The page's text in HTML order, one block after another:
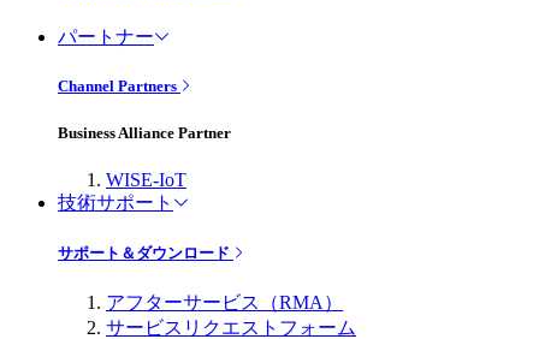
パートナー
Channel Partners
Business Alliance Partner
WISE-IoT
技術サポート
サポート＆ダウンロード
アフターサービス（RMA）
サービスリクエストフォーム